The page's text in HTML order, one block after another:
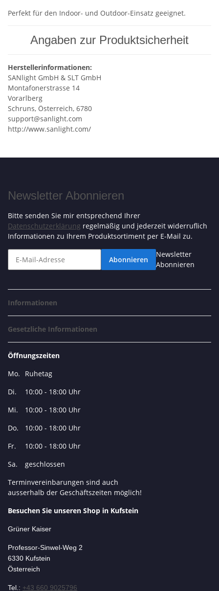
Perfekt für den Indoor- und Outdoor-Einsatz geeignet.
Angaben zur Produktsicherheit
Herstellerinformationen:
SANlight GmbH & SLT GmbH
Montafonerstrasse 14
Vorarlberg
Schruns, Österreich, 6780
support@sanlight.com
http://www.sanlight.com/
Newsletter Abonnieren
Bitte senden Sie mir entsprechend Ihrer
Datenschutzerklärung regelmäßig und jederzeit widerruflich
Informationen zu Ihrem Produktsortiment per E-Mail zu.
Abonnieren
Newsletter
Abonnieren
Informationen
Gesetzliche Informationen
Öffnungszeiten
Mo.
Ruhetag
Di.
10:00 - 18:00 Uhr
Mi.
10:00 - 18:00 Uhr
Do.
10:00 - 18:00 Uhr
Fr.
10:00 - 18:00 Uhr
Sa.
geschlossen
Terminvereinbarungen sind auch
ausserhalb der Geschäftszeiten möglich!
Besuchen Sie unseren Shop in Kufstein
Grüner Kaiser
Professor-Sinwel-Weg 2
6330 Kufstein
Österreich
Tel.: +43 660 9025796